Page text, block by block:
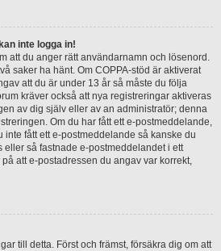
inte logga in!
att du anger rätt användarnamn och lösenord.
saker ha hänt. Om COPPA-stöd är aktiverat
att du är under 13 år så måste du följa
kräver också att nya registreringar aktiveras
av dig själv eller av an administratör; denna
Om du har fått ett e-postmeddelande,
inte fått ett e-postmeddelande så kanske du
så fastnade e-postmeddelandet i ett
att e-postadressen du angav var korrekt,
till detta. Först och främst, försäkra dig om att